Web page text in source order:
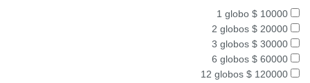
1 globo $ 10000
2 globos $ 20000
3 globos $ 30000
6 globos $ 60000
12 globos $ 120000